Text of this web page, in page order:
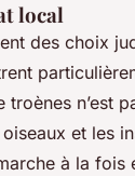
local
des choix
n’est
et les
à la